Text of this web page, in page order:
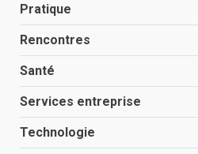
Pratique
Rencontres
Santé
Services entreprise
Technologie